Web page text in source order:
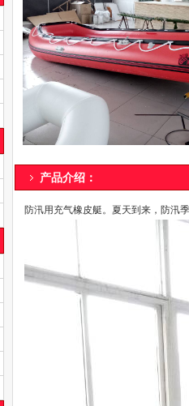
产品介绍： 电话：
防汛用充气橡皮艇。夏天到来，防汛